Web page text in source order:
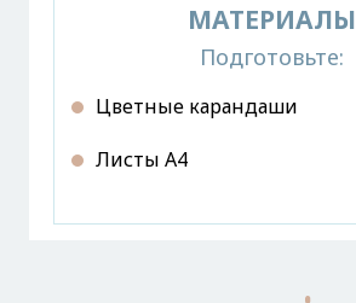
МАТЕРИАЛЫ
Подготовьте:
Цветные карандаши
Листы А4